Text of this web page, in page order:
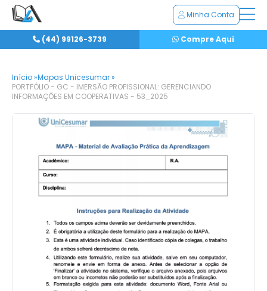
Minha Conta
(44) 99126-3739 Compre Aqui
Início »Mapas Unicesumar »
PORTFÓLIO - GC - IMERSÃO PROFISSIONAL: GERENCIANDO
INFORMAÇÕES EM COOPERATIVAS - 53_2025